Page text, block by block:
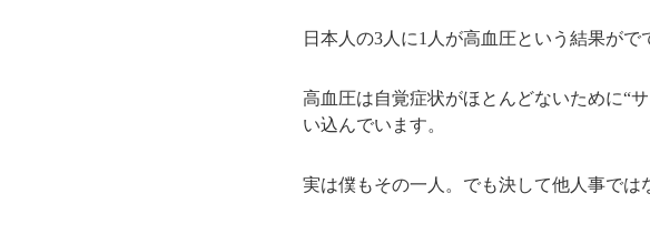
日本人の3人に1人が高血圧という結果がで
高血圧は自覚症状がほとんどないために“
い込んでいます。
実は僕もその一人。でも決して他人事では